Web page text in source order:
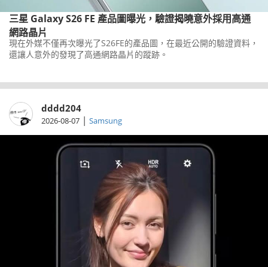
三星 Galaxy S26 FE 產品圖曝光，驗證揭曉意外採用高通
網路晶片
現在外媒不僅再次曝光了S26FE的產品圖，在最近公開的驗證資料，
還讓人意外的發現了高通網路晶片的蹤跡。
dddd204
2026-08-07 | Samsung